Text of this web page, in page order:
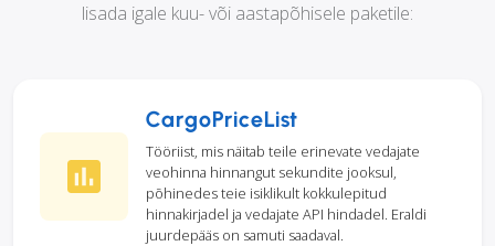
lisada igale kuu- või aastapõhisele paketile:
CargoPriceList
Tööriist, mis näitab teile erinevate vedajate
veohinna hinnangut sekundite jooksul,
põhinedes teie isiklikult kokkulepitud
hinnakirjadel ja vedajate API hindadel. Eraldi
juurdepääs on samuti saadaval.